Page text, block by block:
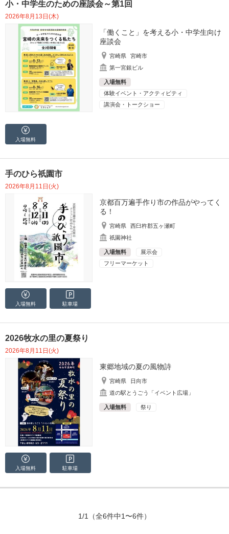
小・中学生のための座談会～第1回
2026年8月13日(木)
「働くこと」を考える小・中学生向け
座談会
宮崎県
宮崎市
第一宮銀ビル
入場無料
体験イベント・アクティビティ
講演会・トークショー
入場無料
手のひら祇園市
2026年8月11日(火)
京都百万遍手作り市の作品がやってく
る！
宮崎県
西臼杵郡五ヶ瀬町
祇園神社
入場無料
展示会
フリーマーケット
入場無料 駐車場
2026牧水の里の夏祭り
2026年8月11日(火)
東郷地域の夏の風物詩
宮崎県
日向市
道の駅とうごう「イベント広場」
入場無料 祭り
入場無料 駐車場
1/1 （全6件中1〜6件）